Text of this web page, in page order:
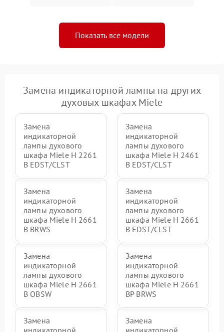
Показать все модели
Замена индикаторной лампы на других
духовых шкафах Miele
Замена
индикаторной
лампы духового
шкафа Miele H 2261
B EDST/CLST
Замена
индикаторной
лампы духового
шкафа Miele H 2461
B EDST/CLST
Замена
индикаторной
лампы духового
шкафа Miele H 2661
B BRWS
Замена
индикаторной
лампы духового
шкафа Miele H 2661
B EDST/CLST
Замена
индикаторной
лампы духового
шкафа Miele H 2661
B OBSW
Замена
индикаторной
лампы духового
шкафа Miele H 2661
BP BRWS
Замена
индикаторной
Замена
индикаторной